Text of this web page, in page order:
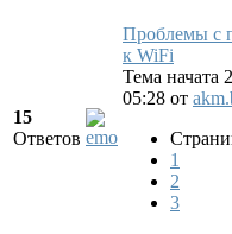
15
Ответов
Проблемы с
к WiFi
Тема начата
05:28 от
1
2
3